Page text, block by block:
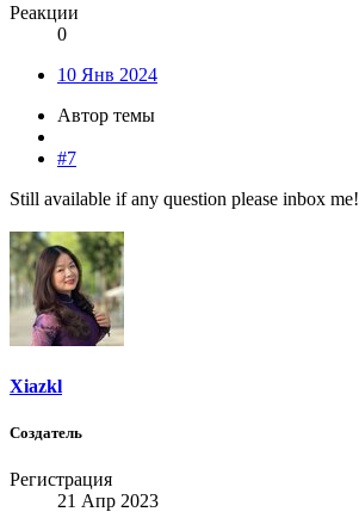
Реакции
0
10 Янв 2024
Автор темы
#7
Still available if any question please inbox me!
Xiazkl
Создатель
Регистрация
21 Апр 2023